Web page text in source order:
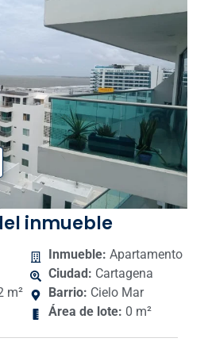
inmueble
m²
Inmueble: Apartamento
Ciudad: Cartagena
Barrio: Cielo Mar
Área de lote: 0 m²